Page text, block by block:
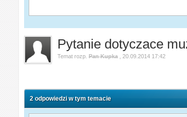
Pytanie dotyczace
Temat rozp.Pan Kupka 20.09.2014 17:42
2 odpowiedzi w tym temacie